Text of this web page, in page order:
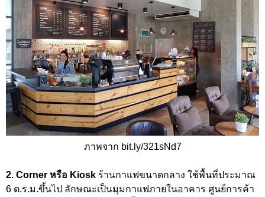
ภาพจาก bit.ly/321sNd7
2. Corner หรือ Kiosk ร้านกาแฟขนาดกลาง ใช้พื้นที่ประมาณ
6 ต.ร.ม.ขึ้นไป ลักษณะเป็นมุมกาแฟภายในอาคาร ศูนย์การค้า